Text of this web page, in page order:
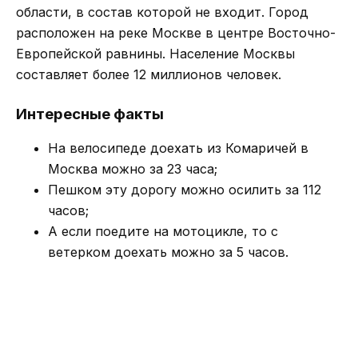
области, в состав которой не входит. Город
расположен на реке Москве в центре Восточно-
Европейской равнины. Население Москвы
составляет более 12 миллионов человек.
Интересные факты
На велосипеде доехать из Комаричей в
Москва можно за 23 часа;
Пешком эту дорогу можно осилить за 112
часов;
А если поедите на мотоцикле, то с
ветерком доехать можно за 5 часов.